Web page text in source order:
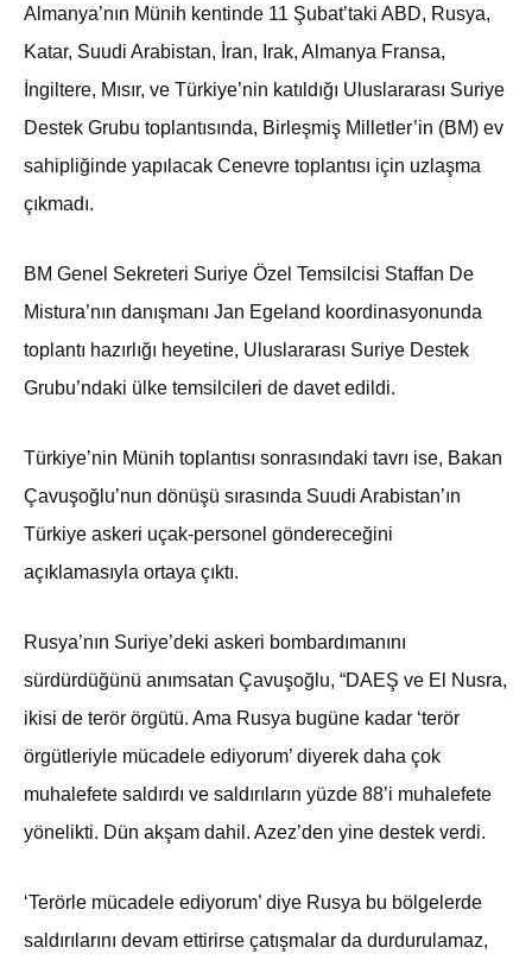
Almanya’nın Münih kentinde 11 Şubat’taki ABD, Rusya,
Katar, Suudi Arabistan, İran, Irak, Almanya Fransa,
İngiltere, Mısır, ve Türkiye’nin katıldığı Uluslararası Suriye
Destek Grubu toplantısında, Birleşmiş Milletler’in (BM) ev
sahipliğinde yapılacak Cenevre toplantısı için uzlaşma
çıkmadı.
BM Genel Sekreteri Suriye Özel Temsilcisi Staffan De
Mistura’nın danışmanı Jan Egeland koordinasyonunda
toplantı hazırlığı heyetine, Uluslararası Suriye Destek
Grubu’ndaki ülke temsilcileri de davet edildi.
Türkiye’nin Münih toplantısı sonrasındaki tavrı ise, Bakan
Çavuşoğlu’nun dönüşü sırasında Suudi Arabistan’ın
Türkiye askeri uçak-personel göndereceğini
açıklamasıyla ortaya çıktı.
Rusya’nın Suriye’deki askeri bombardımanını
sürdürdüğünü anımsatan Çavuşoğlu, “DAEŞ ve El Nusra,
ikisi de terör örgütü. Ama Rusya bugüne kadar ‘terör
örgütleriyle mücadele ediyorum’ diyerek daha çok
muhalefete saldırdı ve saldırıların yüzde 88’i muhalefete
yönelikti. Dün akşam dahil. Azez’den yine destek verdi.
‘Terörle mücadele ediyorum’ diye Rusya bu bölgelerde
saldırılarını devam ettirirse çatışmalar da durdurulamaz,